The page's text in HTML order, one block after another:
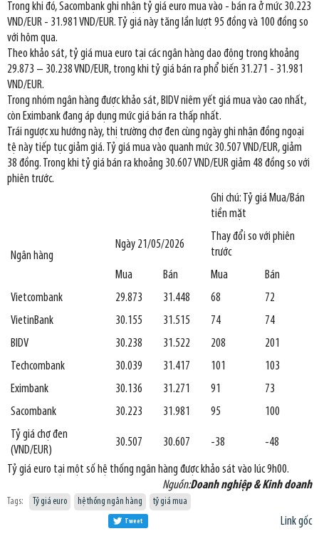
Trong khi đó, Sacombank ghi nhận tỷ giá euro mua vào - bán ra ở mức 30.223
VND/EUR - 31.981 VND/EUR. Tỷ giá này tăng lần lượt 95 đồng và 100 đồng so
với hôm qua.
Theo khảo sát, tỷ giá mua euro tại các ngân hàng dao động trong khoảng
29.873 – 30.238 VND/EUR, trong khi tỷ giá bán ra phổ biến 31.271 - 31.981
VND/EUR.
Trong nhóm ngân hàng được khảo sát, BIDV niêm yết giá mua vào cao nhất,
còn Eximbank đang áp dụng mức giá bán ra thấp nhất.
Trái ngược xu hướng này, thị trường chợ đen cùng ngày ghi nhận đồng ngoại
tệ này tiếp tục giảm giá. Tỷ giá mua vào quanh mức 30.507 VND/EUR, giảm
38 đồng. Trong khi tỷ giá bán ra khoảng 30.607 VND/EUR giảm 48 đồng so với
phiên trước.
Ghi chú: Tỷ giá Mua/Bán
tiền mặt
Ngân hàng
Ngày 21/05/2026
Thay đổi so với phiên
trước
Mua
Bán Mua
Bán
Vietcombank
29.873 31.448 68
72
VietinBank
30.155 31.515 74
74
BIDV
30.238 31.522 208
201
Techcombank
30.039 31.417 101
103
Eximbank
30.136 31.271 91
73
Sacombank
30.223 31.981 95
100
Tỷ giá chợ đen
(VND/EUR)
30.507 30.607 -38 -48
Tỷ giá euro tại một số hệ thống ngân hàng được khảo sát vào lúc 9h00.
Nguồn:Doanh nghiệp & Kinh doanh
Tags: Tỷ giá euro hệ thống ngân hàng tỷ giá mua
Link gốc
Tweet